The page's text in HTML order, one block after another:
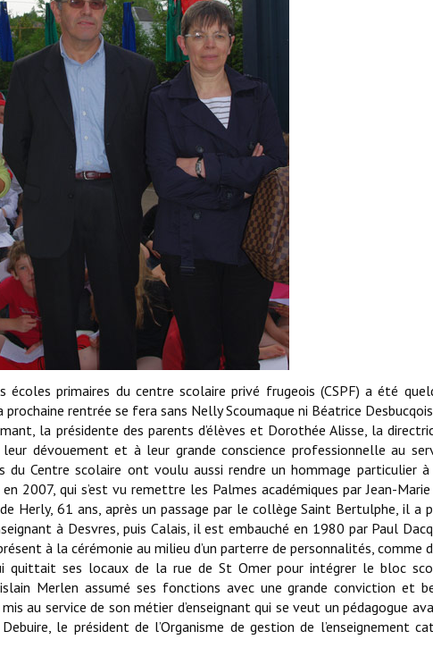
primaires du centre scolaire privé frugeois (CSPF) a été
rentrée se fera sans Nelly Scoumaque ni Béatrice
la présidente des parents d’élèves et Dorothée Alisse, la
dévouement et à leur grande conscience professionnelle au
Centre scolaire ont voulu aussi rendre un hommage particulier à
2007, qui s’est vu remettre les Palmes académiques par Jean-
Herly, 61 ans, après un passage par le collège Saint Bertulphe, il a
à Desvres, puis Calais, il est embauché en 1980 par Paul
à la cérémonie au milieu d’un parterre de personnalités, comme
quittait ses locaux de la rue de St Omer pour intégrer le bloc
Merlen assumé ses fonctions avec une grande conviction et
au service de son métier d’enseignant qui se veut un pédagogue
le président de l’Organisme de gestion de l’enseignement